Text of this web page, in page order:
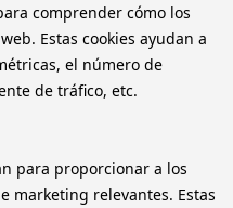
comprender cómo los
Estas cookies ayudan a
el número de
de tráfico, etc.
para proporcionar a los
marketing relevantes. Estas